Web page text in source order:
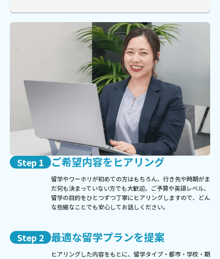
Step 1 ご希望内容をヒアリング
留学やワーホリが初めての方はもちろん、行き先や時期がま
だ何も決まっていない方でも大歓迎。ご予算や英語レベル、
留学の目的をひとつずつ丁寧にヒアリングしますので、どん
な些細なことでも安心してお話しください。
Step 2 最適な留学プランを提案
ヒアリングした内容をもとに、留学タイプ・都市・学校・期